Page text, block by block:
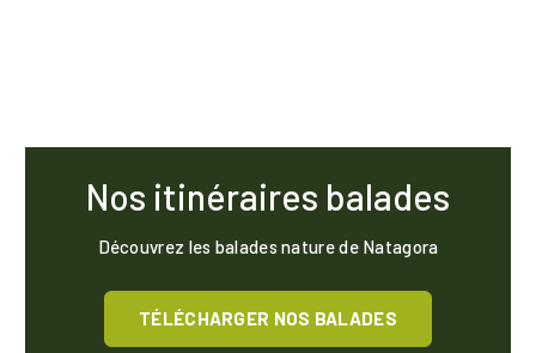
Nos itinéraires balades
Découvrez les balades nature de Natagora
TÉLÉCHARGER NOS BALADES